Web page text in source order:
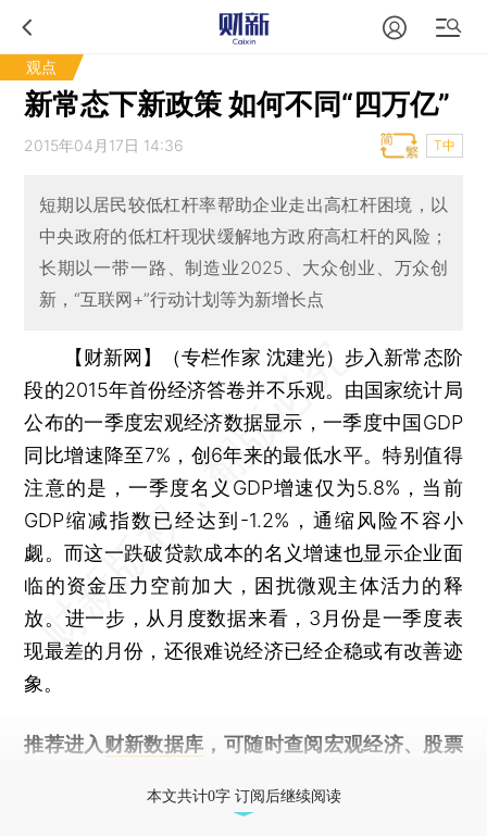
观点
新常态下新政策 如何不同“四万亿”
2015年04月17日 14:36 T中
短期以居民较低杠杆率帮助企业走出高杠杆困境，以
中央政府的低杠杆现状缓解地方政府高杠杆的风险；
长期以一带一路、制造业2025、大众创业、万众创
新，“互联网+”行动计划等为新增长点
【财新网】（专栏作家 沈建光）步入新常态阶
段的2015年首份经济答卷并不乐观。由国家统计局
公布的一季度宏观经济数据显示，一季度中国GDP
同比增速降至7%，创6年来的最低水平。特别值得
注意的是，一季度名义GDP增速仅为5.8%，当前
GDP缩减指数已经达到-1.2%，通缩风险不容小
觑。而这一跌破贷款成本的名义增速也显示企业面
临的资金压力空前加大，困扰微观主体活力的释
放。进一步，从月度数据来看，3月份是一季度表
现最差的月份，还很难说经济已经企稳或有改善迹
象。
推荐进入 财新数据库 ，可随时查阅宏观经济、股票
本文共计0字 订阅后继续阅读